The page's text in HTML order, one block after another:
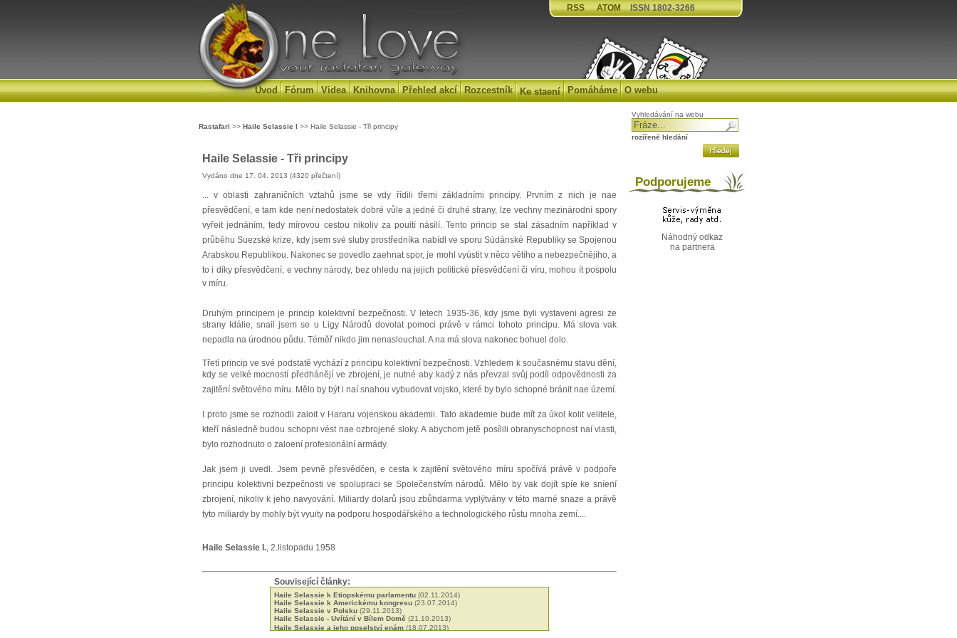
RSS ATOM ISSN 1802-3266
Úvod Fórum Videa Knihovna Přehled akcí Rozcestník Ke staení Pomáháme O webu
Rastafari >> Haile Selassie I >> Haile Selassie - Tři principy
Haile Selassie - Tři principy
Vydáno dne 17. 04. 2013 (4320 přečtení)
... v oblasti zahraničních vztahů jsme se vdy řídili třemi základními principy. Prvním z nich je nae
přesvědčení, e tam kde není nedostatek dobré vůle a jedné či druhé strany, lze vechny mezinárodní spory
vyřeit jednáním, tedy mírovou cestou nikoliv za pouití násilí. Tento princip se stal zásadním například v
průběhu Suezské krize, kdy jsem své sluby prostředníka nabídl ve sporu Súdánské Republiky se Spojenou
Arabskou Republikou. Nakonec se povedlo zaehnat spor, je mohl vyústit v něco větího a nebezpečnějího, a
to i díky přesvědčení, e vechny národy, bez ohledu na jejich politické přesvědčení či víru, mohou ít pospolu
v míru.
Druhým principem je princip kolektivní bezpečnosti. V letech 1935-36, kdy jsme byli vystaveni agresi ze
strany Idálie, snail jsem se u Ligy Národů dovolat pomoci právě v rámci tohoto principu. Má slova vak
nepadla na úrodnou půdu. Téměř nikdo jim nenaslouchal. A na má slova nakonec bohuel dolo.
Třetí princip ve své podstatě vychází z principu kolektivní bezpečnosti. Vzhledem k současnému stavu dění,
kdy se velké mocností předhánějí ve zbrojení, je nutné aby kadý z nás převzal svůj podíl odpovědnosti za
zajitění světového míru. Mělo by být i naí snahou vybudovat vojsko, které by bylo schopné bránit nae území.
I proto jsme se rozhodli zaloit v Hararu vojenskou akademii. Tato akademie bude mít za úkol kolit velitele,
kteří následně budou schopni vést nae ozbrojené sloky. A abychom jetě posílili obranyschopnost naí vlasti,
bylo rozhodnuto o zaloení profesionální armády.
Jak jsem ji uvedl. Jsem pevně přesvědčen, e cesta k zajitění světového míru spočívá právě v podpoře
principu kolektivní bezpečnosti ve spolupraci se Společenstvím národů. Mělo by vak dojít spíe ke sníení
zbrojení, nikoliv k jeho navyování. Miliardy dolarů jsou zbůhdarma vyplýtvány v této marné snaze a právě
tyto miliardy by mohly být vyuity na podporu hospodářského a technologického růstu mnoha zemí....
Haile Selassie I., 2.listopadu 1958
Související články:
Haile Selassie k Etiopskému parlamentu (02.11.2014)
Haile Selassie k Americkému kongresu (23.07.2014)
Haile Selassie v Polsku (29.11.2013)
Haile Selassie - Uvítání v Bílem Domě (21.10.2013)
Haile Selassie a jeho poselství enám (18.07.2013)
Vyhledávání na webu
rozířené hledání
Podporujeme
Náhodný odkaz
na partnera